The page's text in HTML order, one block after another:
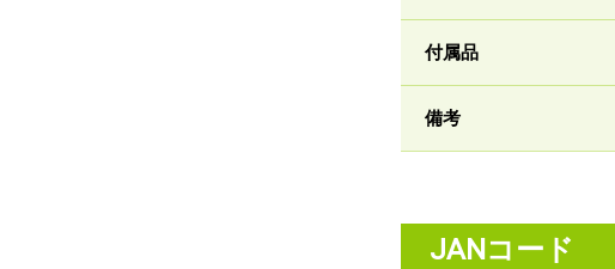
付属品
備考
JANコード